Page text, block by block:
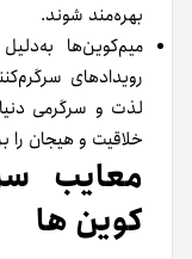
بهره‌مند شوند.
میم‌کوین‌ها
رویدادهای
لذت و سرگرمی
خلاقیت و هیجان را
معایب
کوین ها